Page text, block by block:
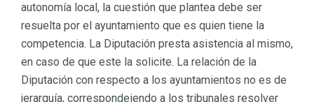
autonomía local, la cuestión que plantea debe ser
resuelta por el ayuntamiento que es quien tiene la
competencia. La Diputación presta asistencia al mismo,
en caso de que este la solicite. La relación de la
Diputación con respecto a los ayuntamientos no es de
jerarquía, correspondeiendo a los tribunales resolver